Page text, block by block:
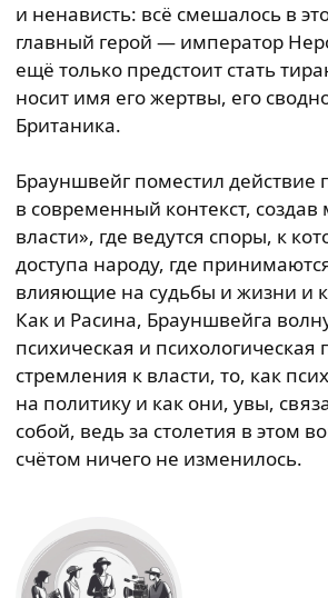
и ненависть: всё смешалось в
главный герой — император
ещё только предстоит стать
носит имя его жертвы, его
Британика.
Брауншвейг поместил действие
в современный контекст, создав
власти», где ведутся споры, к
доступа народу, где
влияющие на судьбы и жизни и
Как и Расина, Брауншвейга
психическая и психологическая
стремления к власти, то, как
на политику и как они, увы,
собой, ведь за столетия в этом
счётом ничего не изменилось.